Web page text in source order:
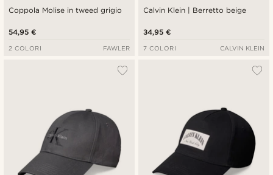
Coppola Molise in tweed grigio
54,95 €
2 COLORI FAWLER
Calvin Klein | Berretto beige
34,95 €
7 COLORI CALVIN KLEIN